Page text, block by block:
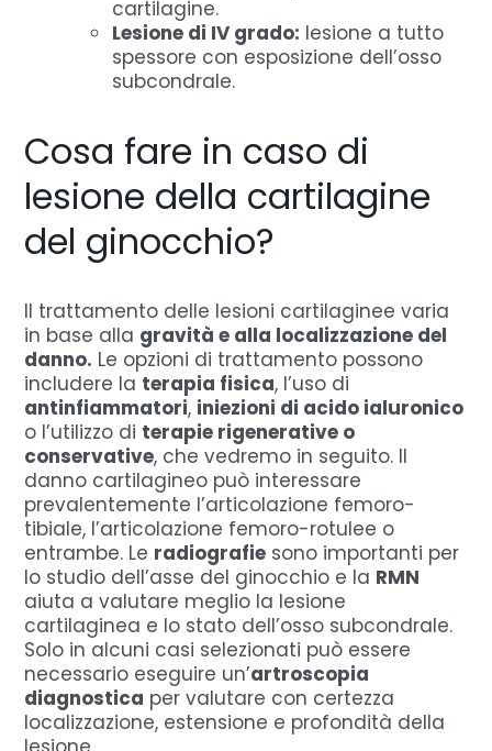
cartilagine.
Lesione di IV grado: lesione a tutto
spessore con esposizione dell’osso
subcondrale.
Cosa fare in caso di
lesione della cartilagine
del ginocchio?
Il trattamento delle lesioni cartilaginee varia
in base alla gravità e alla localizzazione del
danno. Le opzioni di trattamento possono
includere la terapia fisica, l’uso di
antinfiammatori, iniezioni di acido ialuronico
o l’utilizzo di terapie rigenerative o
conservative, che vedremo in seguito. Il
danno cartilagineo può interessare
prevalentemente l’articolazione femoro-
tibiale, l’articolazione femoro-rotulee o
entrambe. Le radiografie sono importanti per
lo studio dell’asse del ginocchio e la RMN
aiuta a valutare meglio la lesione
cartilaginea e lo stato dell’osso subcondrale.
Solo in alcuni casi selezionati può essere
necessario eseguire un’artroscopia
diagnostica per valutare con certezza
localizzazione, estensione e profondità della